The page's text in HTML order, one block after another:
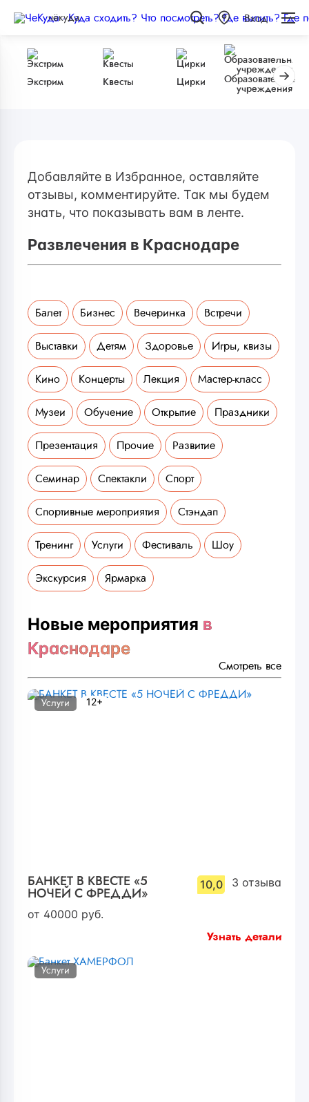
чёкуда Вход
Экстрим Квесты Цирки
Образовательные
учреждения
Добавляйте в Избранное, оставляйте
отзывы, комментируйте. Так мы будем
знать, что показывать вам в ленте.
Развлечения в Краснодаре
Балет Бизнес Вечеринка Встречи
Выставки Детям Здоровье Игры, квизы
Кино Концерты Лекция Мастер-класс
Музеи Обучение Открытие Праздники
Презентация Прочие Развитие
Семинар Спектакли Спорт
Спортивные мероприятия Стэндап
Тренинг Услуги Фестиваль Шоу
Экскурсия Ярмарка
Новые мероприятия в
Краснодаре
Смотреть все
БАНКЕТ В КВЕСТЕ «5
НОЧЕЙ С ФРЕДДИ»
10,0 3 отзыва
от 40000 руб.
Услуги 12+
Узнать детали
Услуги